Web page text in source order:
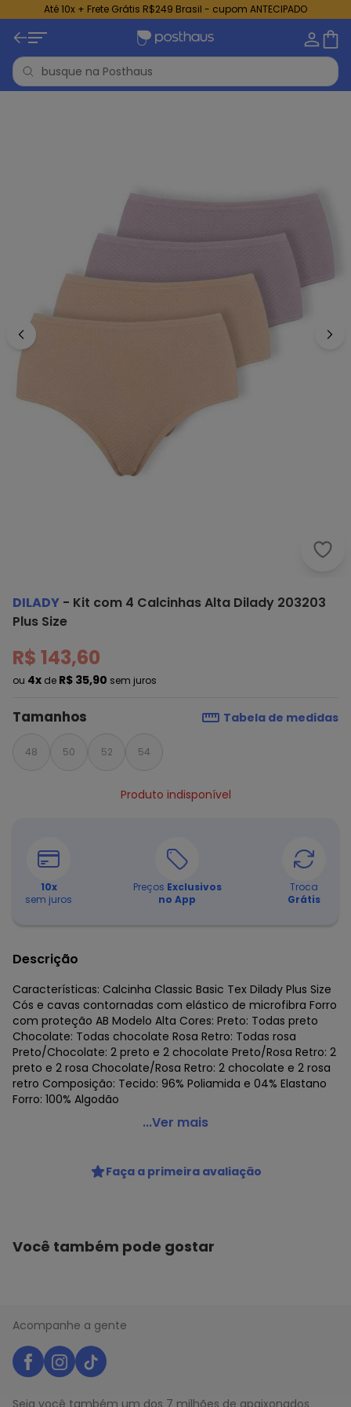
Até 10x + Frete Grátis R$249 Brasil - cupom ANTECIPADO
DILADY - Kit com 4 Calcinhas Alta Dilady 203203
Plus Size
R$ 143,60
ou 4x de R$ 35,90 sem juros
Tamanhos Tabela de medidas
48 50 52 54
Produto indisponível
10x
sem juros
Preços Exclusivos
no App
Troca
Grátis
Descrição
Características: Calcinha Classic Basic Tex Dilady Plus Size
Cós e cavas contornadas com elástico de microfibra Forro
com proteção AB Modelo Alta Cores: Preto: Todas preto
Chocolate: Todas chocolate Rosa Retro: Todas rosa
Preto/Chocolate: 2 preto e 2 chocolate Preto/Rosa Retro: 2
preto e 2 rosa Chocolate/Rosa Retro: 2 chocolate e 2 rosa
retro Composição: Tecido: 96% Poliamida e 04% Elastano
Forro: 100% Algodão
Dilady - Kit com 4 Calcinhas Alta Dilady 203203 Plus Size
Colecao : BASIC TEX
...Ver mais
Faça a primeira avaliação
Você também pode gostar
Acompanhe a gente